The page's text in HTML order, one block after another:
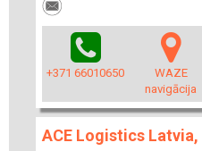
+371 66010650
WAZE
navigācija
ACE Logistics Latvia,